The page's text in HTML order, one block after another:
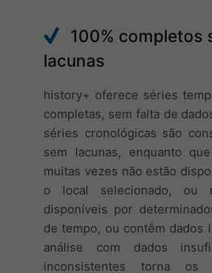
100% completos
lacunas
history+ oferece séries
completas, sem falta de
séries cronológicas são
sem lacunas, enquanto
muitas vezes não estão
o local selecionado, ou
disponíveis por
de tempo, ou contêm dados
análise com dados
inconsistentes torna os